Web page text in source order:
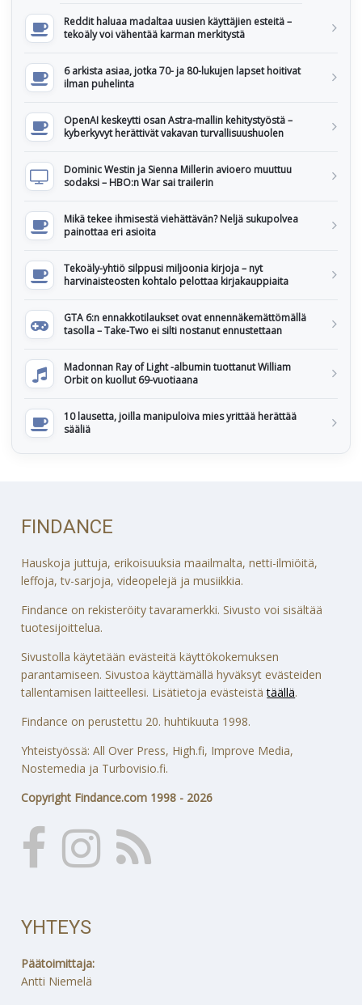
Reddit haluaa madaltaa uusien käyttäjien esteitä –
tekoäly voi vähentää karman merkitystä
6 arkista asiaa, jotka 70- ja 80-lukujen lapset hoitivat
ilman puhelinta
OpenAI keskeytti osan Astra-mallin kehitystyöstä –
kyberkyvyt herättivät vakavan turvallisuushuolen
Dominic Westin ja Sienna Millerin avioero muuttuu
sodaksi – HBO:n War sai trailerin
Mikä tekee ihmisestä viehättävän? Neljä sukupolvea
painottaa eri asioita
Tekoäly-yhtiö silppusi miljoonia kirjoja – nyt
harvinaisteosten kohtalo pelottaa kirjakauppiaita
GTA 6:n ennakkotilaukset ovat ennennäkemättömällä
tasolla – Take-Two ei silti nostanut ennustettaan
Madonnan Ray of Light -albumin tuottanut William
Orbit on kuollut 69-vuotiaana
10 lausetta, joilla manipuloiva mies yrittää herättää
sääliä
FINDANCE
Hauskoja juttuja, erikoisuuksia maailmalta, netti-ilmiöitä,
leffoja, tv-sarjoja, videopelejä ja musiikkia.
Findance on rekisteröity tavaramerkki. Sivusto voi sisältää
tuotesijoittelua.
Sivustolla käytetään evästeitä käyttökokemuksen
parantamiseen. Sivustoa käyttämällä hyväksyt evästeiden
tallentamisen laitteellesi. Lisätietoja evästeistätäällä.
Findance on perustettu 20. huhtikuuta 1998.
Yhteistyössä: All Over Press, High.fi, Improve Media,
Nostemedia ja Turbovisio.fi.
Copyright Findance.com 1998 - 2026
YHTEYS
Päätoimittaja:
Antti Niemelä